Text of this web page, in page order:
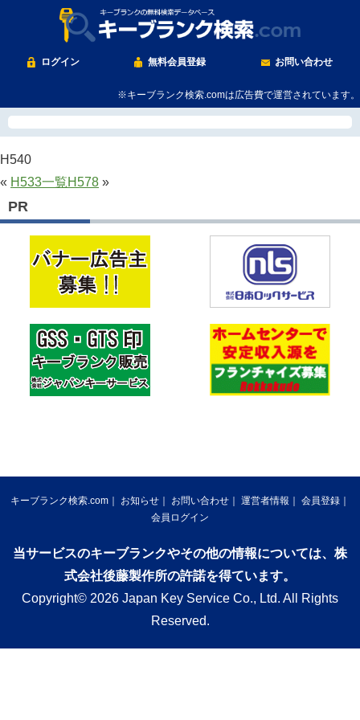
ログイン 無料会員登録 お問い合わせ
※キーブランク検索.comは広告費で運営されています。
H540
« H533一覧H578 »
PR
キーブランク検索.com お知らせ お問い合わせ 運営者情報
会員登録
会員ログイン
当サービスのキーブランクやその他の情報については、株
式会社後藤製作所の許諾を得ています。
Copyright© 2026 Japan Key Service Co., Ltd. All Rights
Reserved.